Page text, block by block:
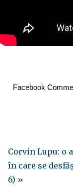
Facebook
Corvin Lupu: o
în care se
6) »